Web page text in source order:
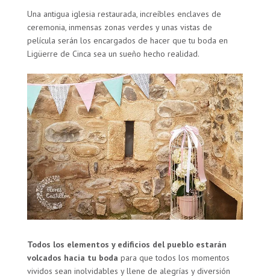
Una antigua iglesia restaurada, increíbles enclaves de
ceremonia, inmensas zonas verdes y unas vistas de
película serán los encargados de hacer que tu boda en
Ligüerre de Cinca sea un sueño hecho realidad.
Todos los elementos y edificios del pueblo estarán
volcados hacia tu boda para que todos los momentos
vividos sean inolvidables y llene de alegrías y diversión